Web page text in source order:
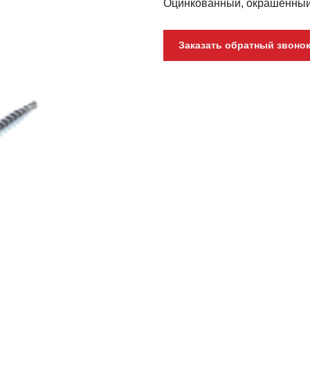
Оцинкованный,
Заказать обратный звонок